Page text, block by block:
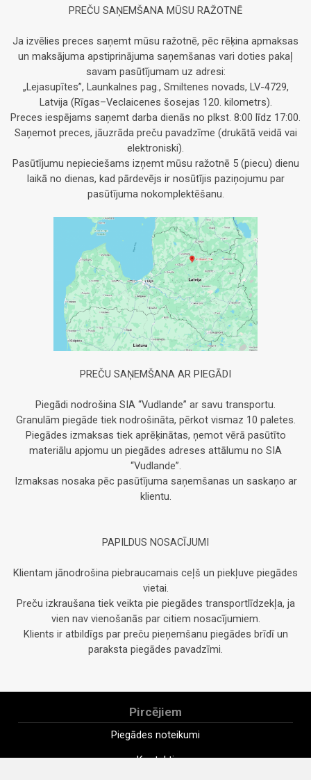
PREČU SAŅEMŠANA MŪSU RAŽOTNĒ
Ja izvēlies preces saņemt mūsu ražotnē, pēc rēķina apmaksas
un maksājuma apstiprinājuma saņemšanas vari doties pakaļ
savam pasūtījumam uz adresi:
„Lejasupītes”, Launkalnes pag., Smiltenes novads, LV-4729,
Latvija (Rīgas–Veclaicenes šosejas 120. kilometrs).
Preces iespējams saņemt darba dienās no plkst. 8:00 līdz 17:00.
Saņemot preces, jāuzrāda preču pavadzīme (drukātā veidā vai
elektroniski).
Pasūtījumu nepieciešams izņemt mūsu ražotnē 5 (piecu) dienu
laikā no dienas, kad pārdevējs ir nosūtījis paziņojumu par
pasūtījuma nokomplektēšanu.
PREČU SAŅEMŠANA AR PIEGĀDI
Piegādi nodrošina SIA “Vudlande” ar savu transportu.
Granulām piegāde tiek nodrošināta, pērkot vismaz 10 paletes.
Piegādes izmaksas tiek aprēķinātas, ņemot vērā pasūtīto
materiālu apjomu un piegādes adreses attālumu no SIA
“Vudlande”.
Izmaksas nosaka pēc pasūtījuma saņemšanas un saskaņo ar
klientu.
PAPILDUS NOSACĪJUMI
Klientam jānodrošina piebraucamais ceļš un piekļuve piegādes
vietai.
Preču izkraušana tiek veikta pie piegādes transportlīdzekļa, ja
vien nav vienošanās par citiem nosacījumiem.
Klients ir atbildīgs par preču pieņemšanu piegādes brīdī un
paraksta piegādes pavadzīmi.
Pircējiem
Piegādes noteikumi
Kontakti